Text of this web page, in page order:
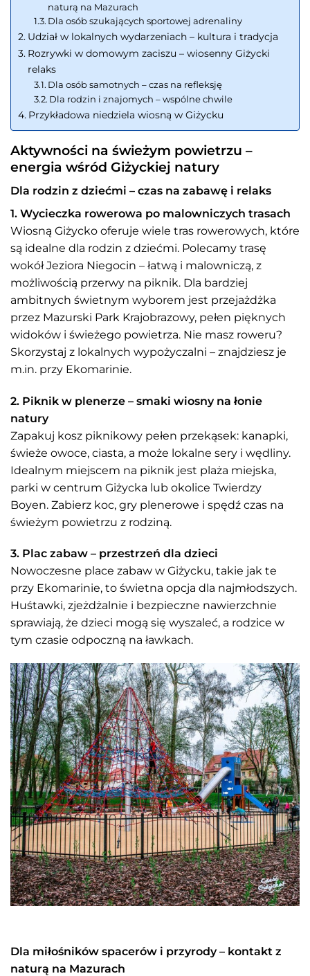
naturą na Mazurach
Dla osób szukających sportowej adrenaliny
Udział w lokalnych wydarzeniach – kultura i tradycja
Rozrywki w domowym zaciszu – wiosenny Giżycki
relaks
Dla osób samotnych – czas na refleksję
Dla rodzin i znajomych – wspólne chwile
Przykładowa niedziela wiosną w Giżycku
Aktywności na świeżym powietrzu –
energia wśród Giżyckiej natury
Dla rodzin z dziećmi – czas na zabawę i relaks
1. Wycieczka rowerowa po malowniczych trasach
Wiosną Giżycko oferuje wiele tras rowerowych, które
są idealne dla rodzin z dziećmi. Polecamy trasę
wokół Jeziora Niegocin – łatwą i malowniczą, z
możliwością przerwy na piknik. Dla bardziej
ambitnych świetnym wyborem jest przejażdżka
przez Mazurski Park Krajobrazowy, pełen pięknych
widoków i świeżego powietrza. Nie masz roweru?
Skorzystaj z lokalnych wypożyczalni – znajdziesz je
m.in. przy Ekomarinie.
2. Piknik w plenerze – smaki wiosny na łonie
natury
Zapakuj kosz piknikowy pełen przekąsek: kanapki,
świeże owoce, ciasta, a może lokalne sery i wędliny.
Idealnym miejscem na piknik jest plaża miejska,
parki w centrum Giżycka lub okolice Twierdzy
Boyen. Zabierz koc, gry plenerowe i spędź czas na
świeżym powietrzu z rodziną.
3. Plac zabaw – przestrzeń dla dzieci
Nowoczesne place zabaw w Giżycku, takie jak te
przy Ekomarinie, to świetna opcja dla najmłodszych.
Huśtawki, zjeżdżalnie i bezpieczne nawierzchnie
sprawiają, że dzieci mogą się wyszaleć, a rodzice w
tym czasie odpoczną na ławkach.
Dla miłośników spacerów i przyrody – kontakt z
naturą na Mazurach